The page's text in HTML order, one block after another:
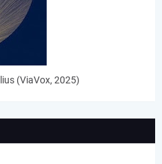
(ViaVox, 2025)